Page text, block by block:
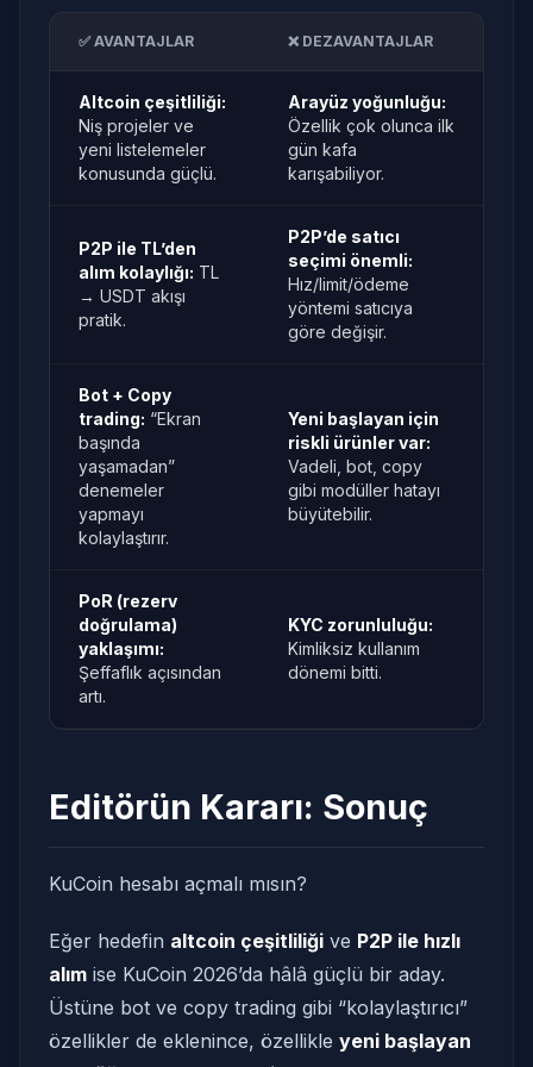
✅ AVANTAJLAR ❌ DEZAVANTAJLAR
Altcoin çeşitliliği:
Niş projeler ve
yeni listelemeler
konusunda güçlü.
Arayüz yoğunluğu:
Özellik çok olunca ilk
gün kafa
karışabiliyor.
P2P ile TL’den
alım kolaylığı: TL
→ USDT akışı
pratik.
P2P’de satıcı
seçimi önemli:
Hız/limit/ödeme
yöntemi satıcıya
göre değişir.
Bot + Copy
trading: “Ekran
başında
yaşamadan”
denemeler
yapmayı
kolaylaştırır.
Yeni başlayan için
riskli ürünler var:
Vadeli, bot, copy
gibi modüller hatayı
büyütebilir.
PoR (rezerv
doğrulama)
yaklaşımı:
Şeffaflık açısından
artı.
KYC zorunluluğu:
Kimliksiz kullanım
dönemi bitti.
Editörün Kararı: Sonuç
KuCoin hesabı açmalı mısın?
Eğer hedefin altcoin çeşitliliği ve P2P ile hızlı
alım ise KuCoin 2026’da hâlâ güçlü bir aday.
Üstüne bot ve copy trading gibi “kolaylaştırıcı”
özellikler de eklenince, özellikle yeni başlayan